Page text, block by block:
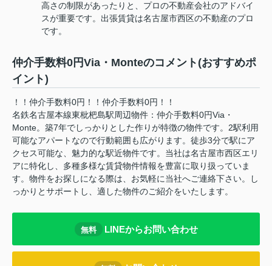
高さの制限があったりと、プロの不動産会社のアドバイ
スが重要です。出張賃貸は名古屋市西区の不動産のプロ
です。
仲介手数料0円Via・Monteのコメント(おすすめポ
イント)
！！仲介手数料0円！！仲介手数料0円！！
名鉄名古屋本線東枇杷島駅周辺物件：仲介手数料0円Via・
Monte。築7年でしっかりとした作りが特徴の物件です。2駅利用
可能なアパートなので行動範囲も広がります。徒歩3分で駅にア
クセス可能な、魅力的な駅近物件です。当社は名古屋市西区エリ
アに特化し、多種多様な賃貸物件情報を豊富に取り扱っていま
す。物件をお探しになる際は、お気軽に当社へご連絡下さい。し
っかりとサポートし、適した物件のご紹介をいたします。
無料 LINEからお問い合わせ